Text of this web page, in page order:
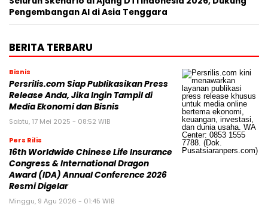
Pengembangan AI di Asia Tenggara
BERITA TERBARU
Bisnis
Persrilis.com Siap Publikasikan Press
Release Anda, Jika Ingin Tampil di
Media Ekonomi dan Bisnis
Sabtu, 17 Mei 2025 - 08:52 WIB
Pers Rilis
16th Worldwide Chinese Life Insurance
Congress & International Dragon
Award (IDA) Annual Conference 2026
Resmi Digelar
Minggu, 9 Agu 2026 - 01:45 WIB